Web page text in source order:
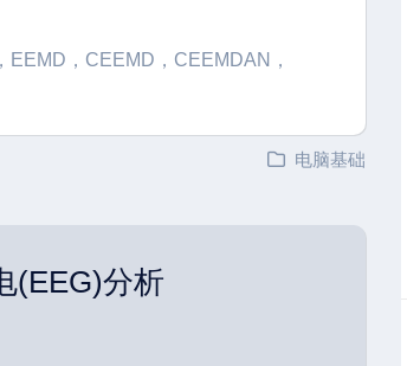
，CEEMD，CEEMDAN，
电脑基础
(EEG)分析